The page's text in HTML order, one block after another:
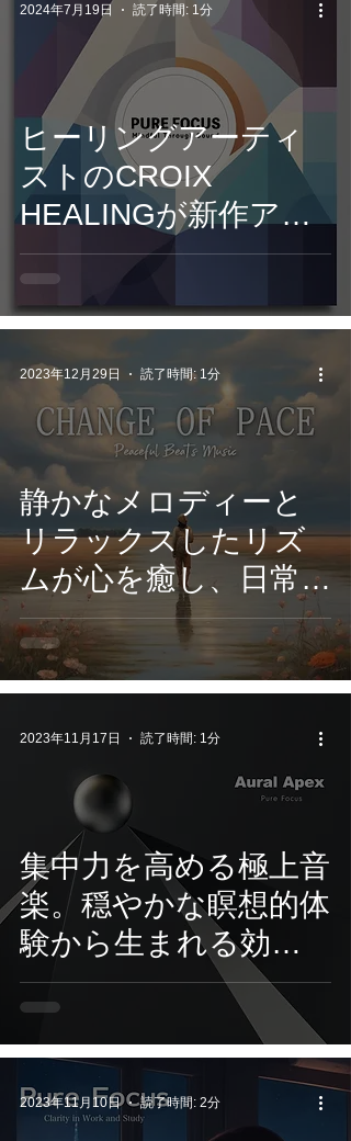
ヒーリングアーティ
ストのCROIX
HEALINGが新作アル
バム『Pure Focus -
Mindful Through
Sound-』を発表！心
の平静と集中力を高め
る音楽が7月19日より
配信開始。
2024年7月19日 読了時間: 1分
静かなメロディーと
リラックスしたリズ
ムが心を癒し、日常
の喧騒を忘れさせる
アルバム「Change of
Pace -Peaceful Beats
Music-」
2023年12月29日 読了時間: 1分
集中力を高める極上音
楽。穏やかな瞑想的体
験から生まれる効
果！
2023年11月17日 読了時間: 1分
2023年11月10日 読了時間: 2分